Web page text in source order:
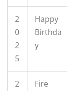
2
0
2
5
Happy
Birthda
y
2
Fire